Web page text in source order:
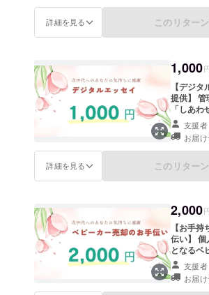
（ツルツルの床の）売り場ではわかり
ルを見極めた問診が好評を博し、相談
しかしながら、「いま世の中にあるも
限界を感じています。
そして次世代のベビーカーはこの方向
いう構想を得ています。
「これなら老若男女ユニバーサルに使
これからの時代、ベビーカーは歩行空
う。
未来へ針を進めるのは子どもたちでは
詳細を見る このリター
1,000
【デジ
提供】 管
「しあ
エッセイ
す。将来
出版を予
ン価格よ
文章は苦
のメール
ジ機能を
（PDF
ります
ディング
限：なし
支援者
お届
詳細を見る このリター
2,000
【お手
伝い】
となるベ
て利用経
なると難
す。 そん
支援者
お届